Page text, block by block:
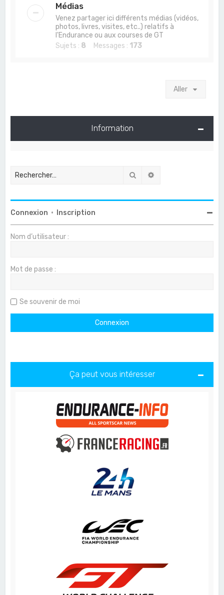
Médias
Venez partager ici différents médias (vidéos,
photos, livres, visites, etc..) relatifs à
l'Endurance ou aux courses de GT
Sujets : 8 Messages : 173
Aller
Information
Rechercher
Connexion • Inscription
Nom d’utilisateur :
Mot de passe :
Se souvenir de moi
Ça peut vous intéresser